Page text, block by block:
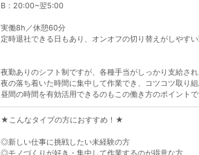
B：20:00~翌5:00
実働8h／休憩60分
定時退社できる日もあり、オンオフの切り替えがしやすい
夜勤ありのシフト制ですが、各種手当がしっかり支給さ
夜の落ち着いた時間に集中して作業でき、コツコツ取り組
昼間の時間を有効活用できるのもこの働き方のポイントで
★こんなタイプの方におすすめ！★
◎新しい仕事に挑戦したい未経験の方
◎モノづくりが好き・集中して作業するのが得意な方